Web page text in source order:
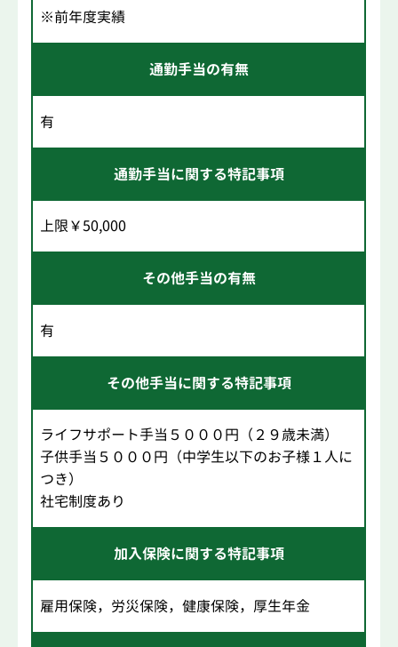
※前年度実績
通勤手当の有無
有
通勤手当に関する特記事項
上限￥50,000
その他手当の有無
有
その他手当に関する特記事項
ライフサポート手当５０００円（２９歳未満）
子供手当５０００円（中学生以下のお子様１人に
つき）
社宅制度あり
加入保険に関する特記事項
雇用保険，労災保険，健康保険，厚生年金